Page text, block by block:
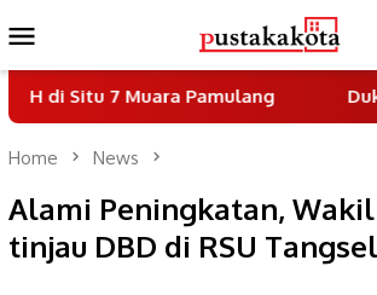
to
contentMenu
Muara Pamulang Dukung
Home News
Alami Peningkatan,
tinjau DBD di RSU Tangsel